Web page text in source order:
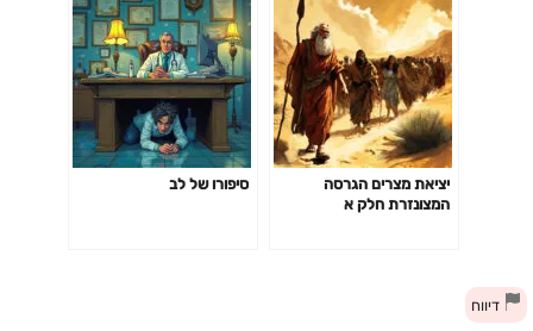
יציאת מצרים הגרסה
המצונזרת חלק א
סיפורו של לב
דיווח